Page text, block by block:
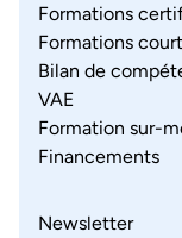
Formations
Formations
Bilan de
VAE
Formation sur-
Financements
Newsletter